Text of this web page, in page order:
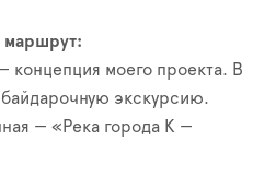
моего проекта. В
экскурсию.
— «Река города К —